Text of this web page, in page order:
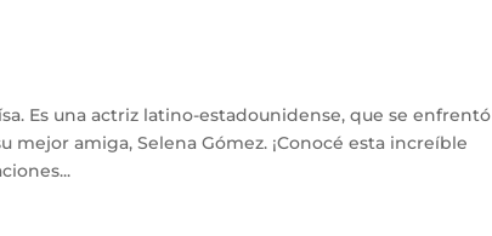
Es una actriz latino-estadounidense, que se enfrentó
amiga, Selena Gómez. ¡Conocé esta increíble